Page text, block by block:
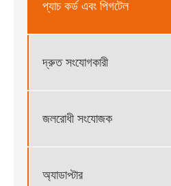
প্যাচ কর্ড এবং পিগটেল
দ্রুত সংযোগকারী
জলরোধী সংযোজক
অ্যাডাপ্টার